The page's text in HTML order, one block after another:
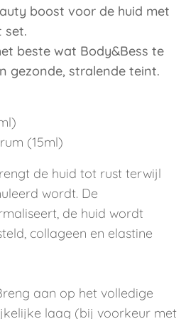
boost voor de huid met
set.
beste wat Body&Bess te
gezonde, stralende teint.
(15ml)
de huid tot rust terwijl
wordt. De
de huid wordt
collageen en elastine
aan op het volledige
laag (bij voorkeur met